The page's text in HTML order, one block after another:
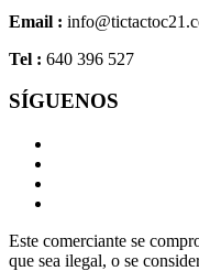
Email :
Tel : 640 396 527
SÍGUENOS
Este comerciante se
que sea ilegal, o se